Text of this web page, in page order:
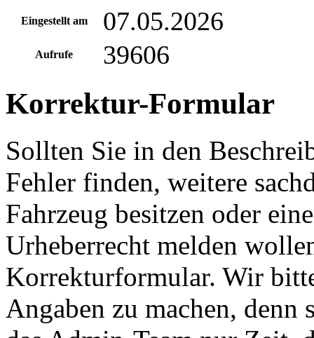
Eingestellt am 07.05.2026
Aufrufe 39606
Korrektur-Formular
Sollten Sie in den
Fehler finden, weitere
Fahrzeug besitzen oder
Urheberrecht melden
Korrekturformular. Wir
Angaben zu machen,